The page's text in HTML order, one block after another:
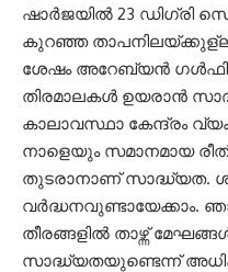
ഷാർജയിൽ 23
കുറഞ്ഞ താപനിലയ്ക്കുള്ല
ശേഷം അറേബ്യൻ
തിരമാലകൾ ഉയരാൻ
കാലാവസ്ഥാ കേന്ദ്രം
നാളെയും സമാനമായ
തുടരാനാണ് സാദ്ധ്യത.
വർദ്ധനവുണ്ടായേക്കാം.
തീരങ്ങളിൽ താഴ്ന്ന്
സാദ്ധ്യതയുണ്ടെന്ന്